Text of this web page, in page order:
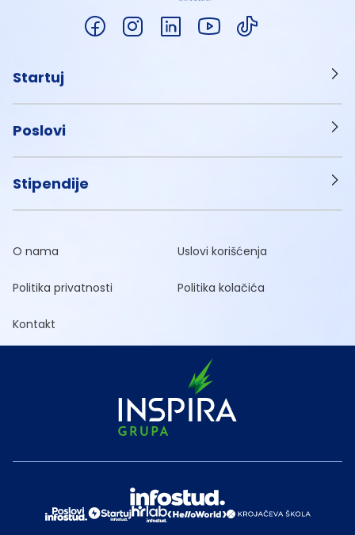
Startuj
Poslovi
Stipendije
O nama Uslovi korišćenja
Politika privatnosti Politika kolačića
Kontakt